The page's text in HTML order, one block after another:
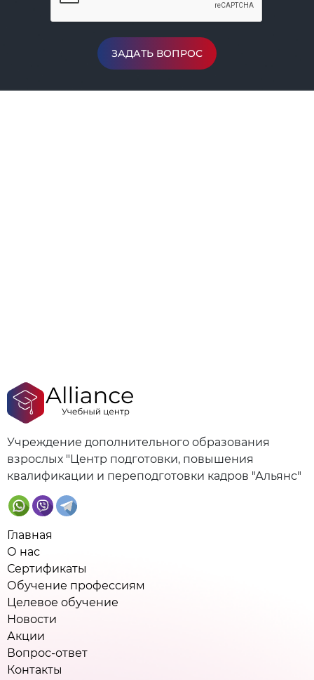
ЗАДАТЬ ВОПРОС
Учреждение дополнительного образования
взрослых "Центр подготовки, повышения
квалификации и переподготовки кадров "Альянс"
Главная
О нас
Сертификаты
Обучение профессиям
Целевое обучение
Новости
Акции
Вопрос-ответ
Контакты